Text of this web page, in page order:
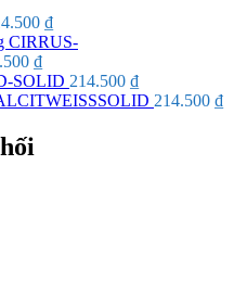
₫
CIRRUS-
₫
SOLID 214.500 ₫
214.500 ₫